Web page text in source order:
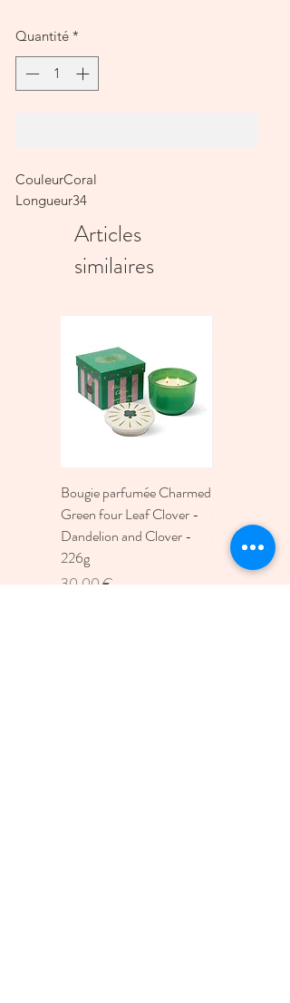
Quantité *
CouleurCoral
Longueur34
Articles
similaires
Bougie parfumée Charmed
Green four Leaf Clover -
Dandelion and Clover -
226g
Prix
30,00 €
Moon
Prix
30,00 €